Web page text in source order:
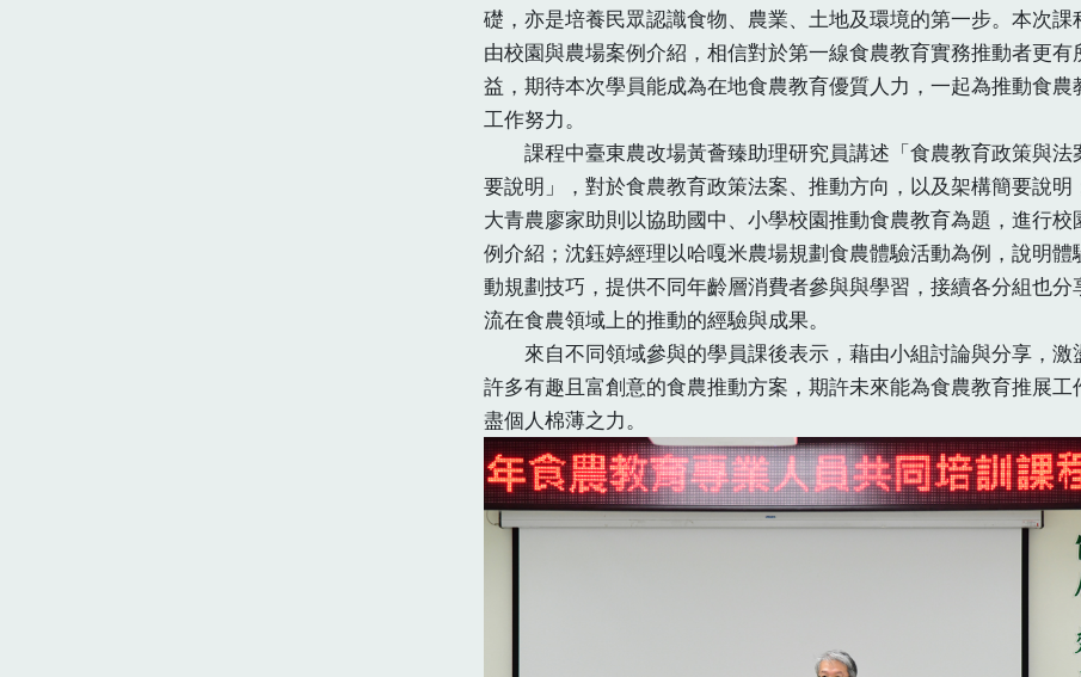
礎，亦是培養民眾認識食物、農業、土地及環境的第一步。本次課
由校園與農場案例介紹，相信對於第一線食農教育實務推動者更有
益，期待本次學員能成為在地食農教育優質人力，一起為推動食農
工作努力。
課程中臺東農改場黃薈臻助理研究員講述「食農教育政策與法
要說明」，對於食農教育政策法案、推動方向，以及架構簡要說明
大青農廖家助則以協助國中、小學校園推動食農教育為題，進行校
例介紹；沈鈺婷經理以哈嘎米農場規劃食農體驗活動為例，說明體
動規劃技巧，提供不同年齡層消費者參與與學習，接續各分組也分
流在食農領域上的推動的經驗與成果。
來自不同領域參與的學員課後表示，藉由小組討論與分享，激
許多有趣且富創意的食農推動方案，期許未來能為食農教育推展工
盡個人棉薄之力。